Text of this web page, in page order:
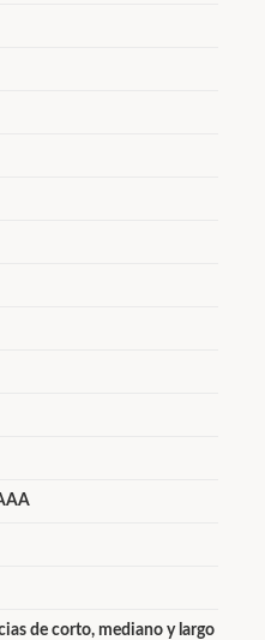
de corto, mediano y largo